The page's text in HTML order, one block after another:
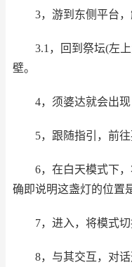
3，游到东侧平台
3.1，回到祭坛(左
壁。
4，须婆达就会出
5，跟随指引，前
6，在白天模式下
确即说明这盏灯的位置
7，进入，将模式切
8，与其交互，对话